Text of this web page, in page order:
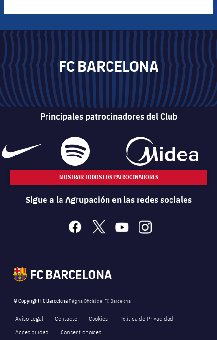
FC BARCELONA
Principales patrocinadores del Club
MOSTRAR TODOS LOS PATROCINADORES
Sigue a la Agrupación en las redes sociales
facebook
x youtubeinstagram
© Copyright FC Barcelona Página Oficial del FC Barcelona
Aviso Legal Contacto Cookies
Política de Privacidad
Accesibilidad
Consent choices